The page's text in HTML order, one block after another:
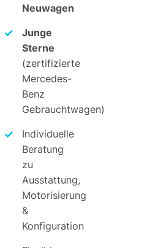
Neuwagen
Junge
Sterne
(zertifizierte
Mercedes-
Benz
Gebrauchtwagen)
Individuelle
Beratung
zu
Ausstattung,
Motorisierung
&
Konfiguration